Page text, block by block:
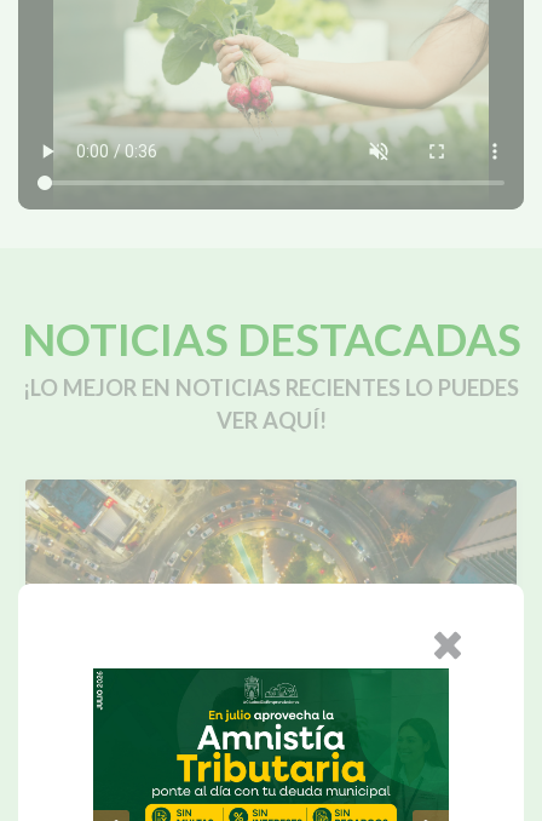
NOTICIAS DESTACADAS
¡LO MEJOR EN NOTICIAS RECIENTES LO PUEDES
VER AQUÍ!